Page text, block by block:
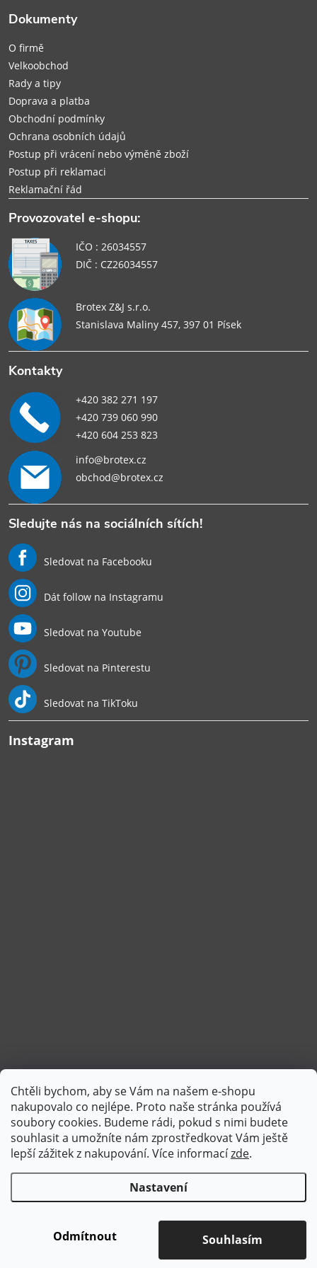
Chtěli bychom, aby se Vám na našem e-shopu
nakupovalo co nejlépe. Proto naše stránka používá
soubory cookies. Budeme rádi, pokud s nimi budete
souhlasit a umožníte nám zprostředkovat Vám ještě
lepší zážitek z nakupování. Více informacízde.
Nastavení
Odmítnout Souhlasím
Dokumenty
O firmě
Velkoobchod
Rady a tipy
Doprava a platba
Obchodní podmínky
Ochrana osobních údajů
Postup při vrácení nebo výměně zboží
Postup při reklamaci
Reklamační řád
Provozovatel e-shopu:
IČO : 26034557
DIČ : CZ26034557
Brotex Z&J s.r.o.
Stanislava Maliny 457, 397 01 Písek
Kontakty
+420 382 271 197
+420 739 060 990
+420 604 253 823
info@brotex.cz
obchod@brotex.cz
Sledujte nás na sociálních sítích!
Sledovat na Facebooku
Dát follow na Instagramu
Sledovat na Youtube
Sledovat na Pinterestu
Sledovat na TikToku
Instagram
Sledovat na Instagramu
Copyright 2026Brotex | Kvalitní bytový textil. Všechna práva
Upravit nastavení cookies